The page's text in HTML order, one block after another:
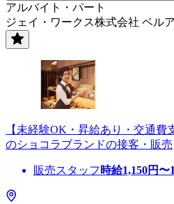
アルバイト・パート
ジェイ・ワークス株式会社 ベル
【未経験OK・昇給あり・交通費
のショコラブランドの接客・販売
販売スタッフ 時給1,150円〜